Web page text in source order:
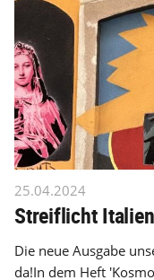
25.04.2024
Streiflicht
Die neue Ausgabe
da!In dem Heft